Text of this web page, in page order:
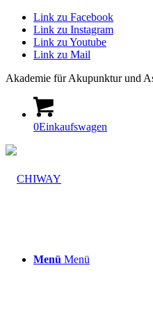
Link zu Facebook
Link zu Instagram
Link zu Youtube
Link zu Mail
Akademie für Akupunktur und
0Einkaufswagen
Menü Menü